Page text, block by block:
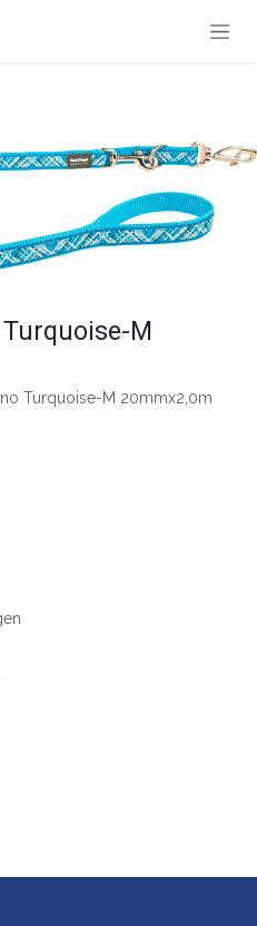
M
Turquoise-M 20mmx2,0m